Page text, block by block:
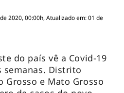
2020, 00:00h, Atualizado em: 01 de
do país vê a Covid-19
semanas. Distrito
Grosso e Mato Grosso